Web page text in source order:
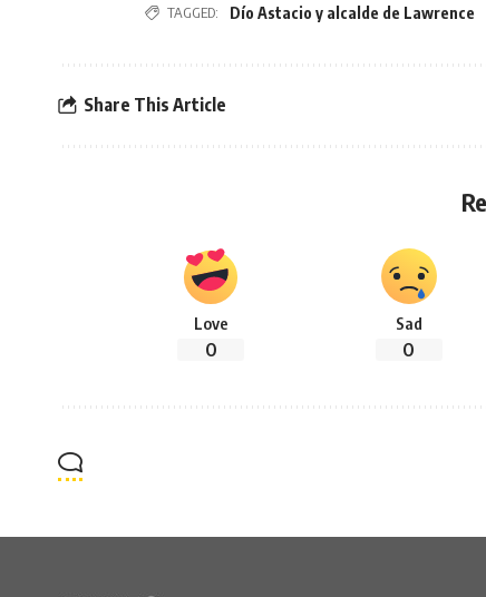
TAGGED: Dío Astacio y alcalde de Lawrence
Share This Article
Love
0
Sad
0